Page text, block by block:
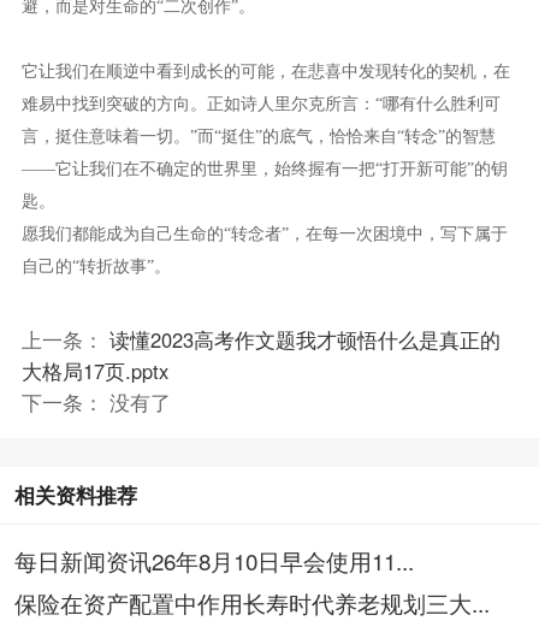
避，而是对生命的“二次创作”。
它让我们在顺逆中看到成长的可能，在悲喜中发现转化的契机，在
难易中找到突破的方向。正如诗人里尔克所言： “哪有什么胜利可
言，挺住意味着一切。”而“挺住”的底气，恰恰来自“转念”的智慧
——它让我们在不确定的世界里，始终握有一把“打开新可能”的钥
匙。
愿我们都能成为自己生命的“转念者”，在每一次困境中，写下属于
自己的“转折故事”。
上一条： 读懂2023高考作文题我才顿悟什么是真正的
大格局17页.pptx
下一条： 没有了
相关资料推荐
每日新闻资讯26年8月10日早会使用11...
保险在资产配置中作用长寿时代养老规划三大...